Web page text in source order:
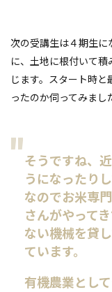
次の受講生は４期生に
に、土地に根付いて
じます。スタート時
ったのか伺ってみまし
そうですね、
うになったり
なのでお米専
さんがやって
ない機械を貸
ています。
有機農業とし